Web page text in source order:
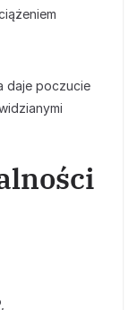
daje poczucie